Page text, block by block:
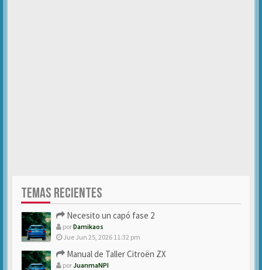
TEMAS RECIENTES
Necesito un capó fase 2
porDamikaos
Jue Jun 25, 2026 11:32 pm
Manual de Taller Citroën ZX
porJuanmaNPI